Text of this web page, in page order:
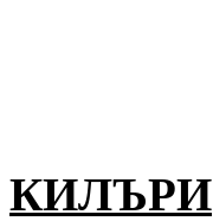
КИЛЪРИ